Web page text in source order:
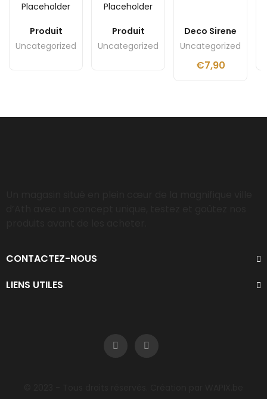
Placeholder
Produit
Uncategorized
Placeholder
Produit
Uncategorized
Deco Sirene
Uncategorized
€7,90
CONTACTEZ-NOUS
LIENS UTILES